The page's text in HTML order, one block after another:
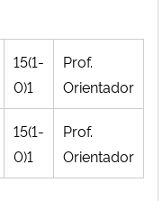
15(1-
0)1
Prof.
Orientador
15(1-
0)1
Prof.
Orientador